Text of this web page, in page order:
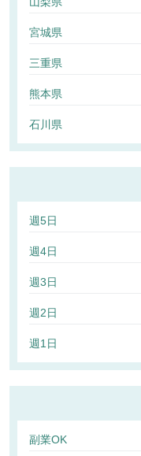
宮城県
三重県
熊本県
石川県
週5日
週4日
週3日
週2日
週1日
副業OK